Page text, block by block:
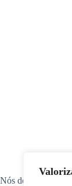
Nós do Semear